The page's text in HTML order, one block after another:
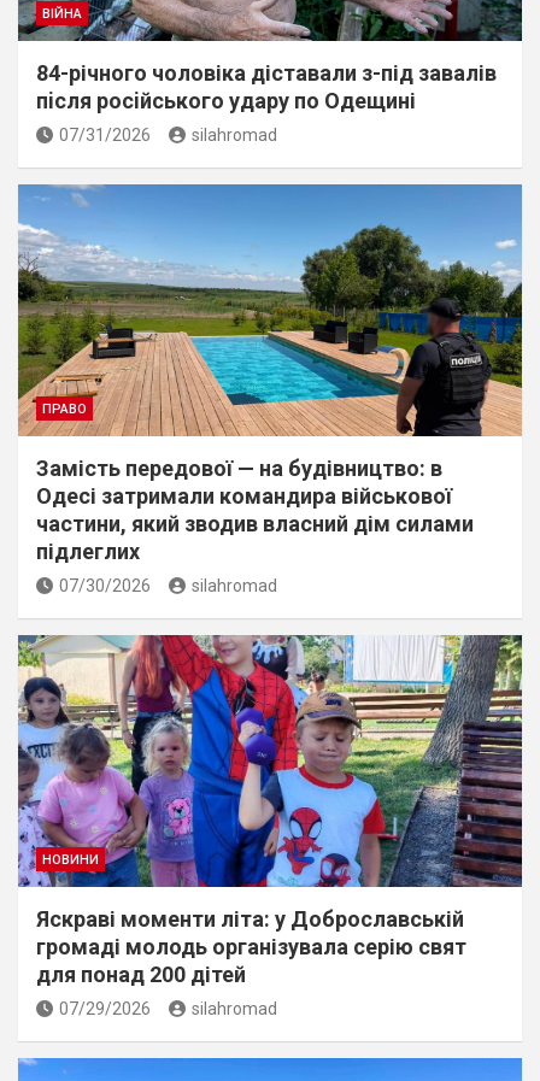
ВІЙНА
84-річного чоловіка діставали з-під завалів
пiсля росiйського удару по Одещині
07/31/2026 silahromad
ПРАВО
Замість передової — на будівництво: в
Одесі затримали командира військової
частини, який зводив власний дім силами
підлеглих
07/30/2026 silahromad
НОВИНИ
Яскраві моменти літа: у Доброславській
громаді молодь організувала серію свят
для понад 200 дітей
07/29/2026 silahromad